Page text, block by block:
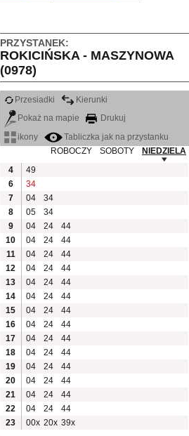
PRZYSTANEK:
ROKICIŃSKA - MASZYNOWA
(0978)
Przesiadki
Kierunki
Pokaż na mapie
Drukuj
ikony
Tabliczka jak na przystanku
ROBOCZY
SOBOTY
NIEDZIELA
4
49
6
34
7
04
34
8
05
34
9
04 24
44
10
04 24
44
11
04 24
44
12
04 24
44
13
04 24
44
14
04 24
44
15
04 24
44
16
04 24
44
17
04 24
44
18
04 24
44
19
04 24
44
20
04 24
44
21
04 24
44
22
04 24
44
23
00x 20x 39x